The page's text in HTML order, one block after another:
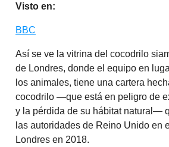
Visto en:
BBC
Así se ve la vitrina del cocodrilo
de Londres, donde el equipo en
los animales, tiene una cartera
cocodrilo —que está en peligro de
y la pérdida de su hábitat natural—
las autoridades de Reino Unido en
Londres en 2018.